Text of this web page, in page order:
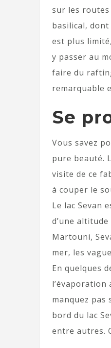
sur les routes
basilical,
est plus
y passer au
faire du
remarquable
Se
Vous savez
pure beauté.
visite de ce
à couper le
Le lac Sevan
d’une
Martouni,
mer, les
En quelques
l’évaporation
manquez
bord du lac
entre autres.